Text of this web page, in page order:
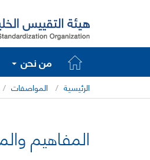
من نحن
الرئيسية المواصفات
المفاهيم